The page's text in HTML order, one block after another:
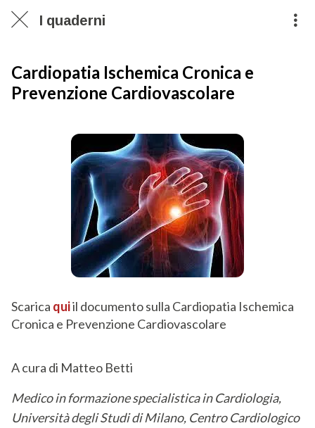
I quaderni
Cardiopatia Ischemica Cronica e
Prevenzione Cardiovascolare
Scarica quiil documento sulla Cardiopatia Ischemica
Cronica e Prevenzione Cardiovascolare
A cura di Matteo Betti
Medico in formazione specialistica in Cardiologia,
Università degli Studi di Milano, Centro Cardiologico